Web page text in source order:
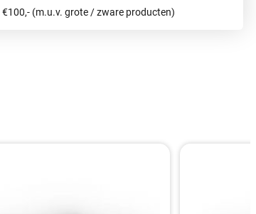
(m.u.v. grote / zware producten)